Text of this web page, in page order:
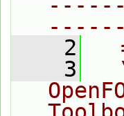
    2
    3